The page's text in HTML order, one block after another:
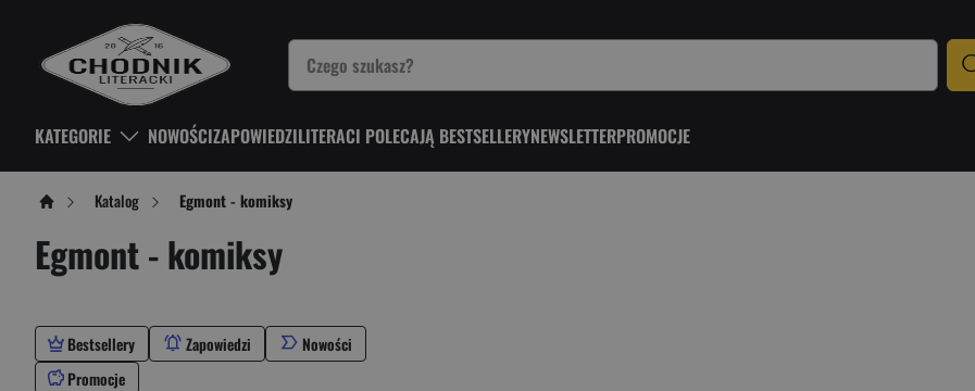
KATEGORIE NOWOŚCIZAPOWIEDZILITERACI POLECAJĄ BESTSELLERYNEWSLETTERPROMOCJE
Katalog Egmont - komiksy
Egmont - komiksy
Po użyciu produkty będą automatycznie filtrowane. Wybierz filtry.
Bestsellery Zapowiedzi
Nowości
Promocje